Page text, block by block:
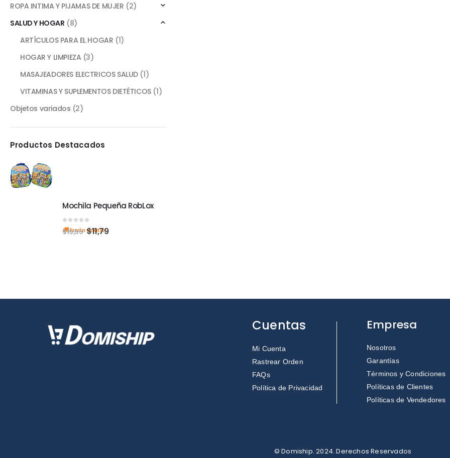
ROPA INTIMA Y PIJAMAS DE MUJER (2)
SALUD Y HOGAR (8)
ARTÍCULOS PARA EL HOGAR (1)
HOGAR Y LIMPIEZA (3)
MASAJEADORES ELECTRICOS SALUD (1)
VITAMINAS Y SUPLEMENTOS DIETÉTICOS (1)
Objetos variados (2)
Productos Destacados
Mochila Pequeña RobLox
0out of 5
$19,55 $11,79
Envío Gratis
Cuentas
Mi Cuenta
Rastrear Orden
FAQs
Política de Privacidad
Empresa
Nosotros
Garantías
Términos y Condiciones
Políticas de Clientes
Políticas de Vendedores
© Domiship. 2024. Derechos Reservados